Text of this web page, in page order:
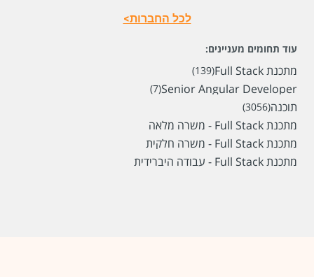
לפני חודש
לכל החברות>
עוד תחומים מעניינים:
מתכנת Full Stack (139)
Senior Angular Developer
(7)
תוכנה(3056)
מתכנת Full Stack - משרה מלאה
מתכנת Full Stack - משרה חלקית
מתכנת Full Stack - עבודה היברידית